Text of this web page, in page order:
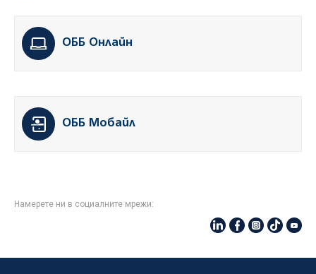
ОББ Онлайн
ОББ Мобайл
Намерете ни в социалните мрежи: